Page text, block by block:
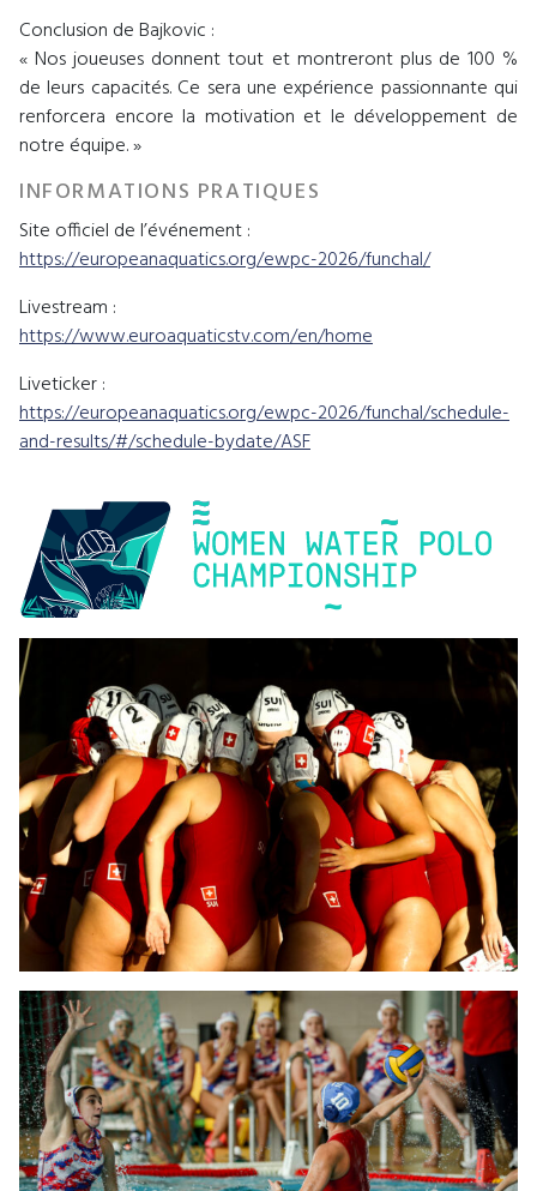
Conclusion de Bajkovic :
« Nos joueuses donnent tout et montreront plus de 100 %
de leurs capacités. Ce sera une expérience passionnante qui
renforcera encore la motivation et le développement de
notre équipe. »
INFORMATIONS PRATIQUES
Site officiel de l’événement :
https://europeanaquatics.org/ewpc-2026/funchal/
Livestream :
https://www.euroaquaticstv.com/en/home
Liveticker :
https://europeanaquatics.org/ewpc-2026/funchal/schedule-
and-results/#/schedule-bydate/ASF